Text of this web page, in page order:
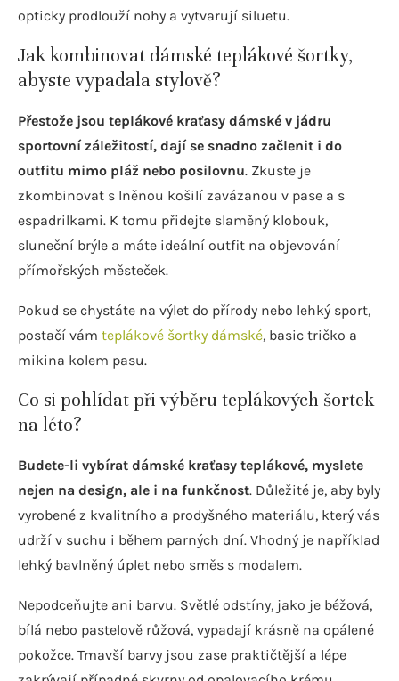
opticky prodlouží nohy a vytvarují siluetu.
Jak kombinovat dámské teplákové šortky,
abyste vypadala stylově?
Přestože jsou teplákové kraťasy dámské v jádru
sportovní záležitostí, dají se snadno začlenit i do
outfitu mimo pláž nebo posilovnu. Zkuste je
zkombinovat s lněnou košilí zavázanou v pase a s
espadrilkami. K tomu přidejte slaměný klobouk,
sluneční brýle a máte ideální outfit na objevování
přímořských městeček.
Pokud se chystáte na výlet do přírody nebo lehký sport,
postačí vám teplákové šortky dámské, basic tričko a
mikina kolem pasu.
Co si pohlídat při výběru teplákových šortek
na léto?
Budete-li vybírat dámské kraťasy teplákové, myslete
nejen na design, ale i na funkčnost. Důležité je, aby byly
vyrobené z kvalitního a prodyšného materiálu, který vás
udrží v suchu i během parných dní. Vhodný je například
lehký bavlněný úplet nebo směs s modalem.
Nepodceňujte ani barvu. Světlé odstíny, jako je béžová,
bílá nebo pastelově růžová, vypadají krásně na opálené
pokožce. Tmavší barvy jsou zase praktičtější a lépe